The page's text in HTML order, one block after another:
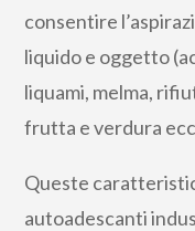
consentire
liquido e oggetto
liquami, melma,
frutta e verdura
Queste
autoadescanti